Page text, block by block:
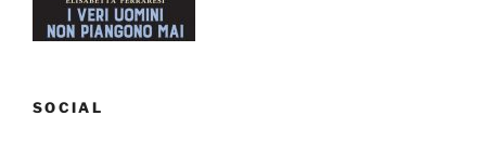
un’opinione)”
SOCIAL